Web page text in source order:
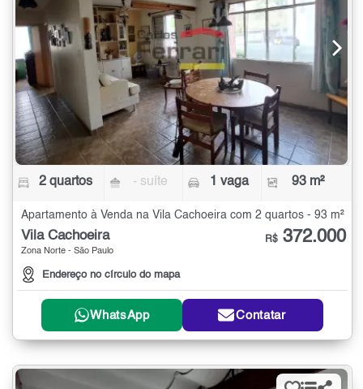
2 quartos - suíte 1 vaga 93 m²
Apartamento à Venda na Vila Cachoeira com 2 quartos - 93 m²
Vila Cachoeira
Zona Norte - São Paulo
Endereço no círculo do mapa
R$ 372.000
WhatsApp Contatar